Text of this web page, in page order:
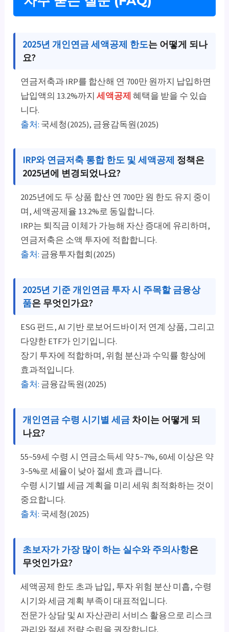
2025년 개인연금 세액공제 한도는 어떻게 되나
요?
연금저축과 IRP를 합산해 연 700만 원까지 납입하면
납입액의 13.2%까지세액공제 혜택을 받을 수 있습
니다.
출처: 국세청(2025), 금융감독원(2025)
IRP와 연금저축 통합 한도 및 세액공제 정책은
2025년에 변경되었나요?
2025년에도 두 상품 합산 연 700만 원 한도 유지 중이
며, 세액공제율 13.2%로 동일합니다.
IRP는 퇴직금 이체가 가능해 자산 증대에 유리하며,
연금저축은 소액 투자에 적합합니다.
출처: 금융투자협회(2025)
2025년 기준 개인연금 투자 시 주목할 금융상
품은 무엇인가요?
ESG 펀드, AI 기반 로보어드바이저 연계 상품, 그리고
다양한 ETF가 인기입니다.
장기 투자에 적합하며, 위험 분산과 수익률 향상에
효과적입니다.
출처: 금융감독원(2025)
개인연금 수령 시기별 세금 차이는 어떻게 되
나요?
55~59세 수령 시 연금소득세 약 5~7%, 60세 이상은 약
3~5%로 세율이 낮아 절세 효과 큽니다.
수령 시기별 세금 계획을 미리 세워 최적화하는 것이
중요합니다.
출처: 국세청(2025)
초보자가 가장 많이 하는 실수와 주의사항은
무엇인가요?
세액공제 한도 초과 납입, 투자 위험 분산 미흡, 수령
시기와 세금 계획 부족이 대표적입니다.
전문가 상담 및 AI 자산관리 서비스 활용으로 리스크
관리와 절세 전략 수립을 권장합니다.